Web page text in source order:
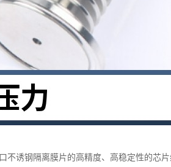
不诱钢隔离膜片的高精度、高稳定性的芯